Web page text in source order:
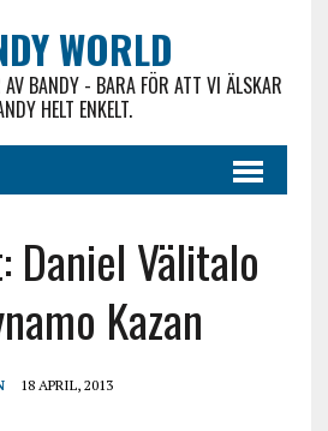
WORLD
BANDY - BARA FÖR ATT VI ÄLSKAR
HELT ENKELT.
Daniel Välitalo
Kazan
18 APRIL, 2013